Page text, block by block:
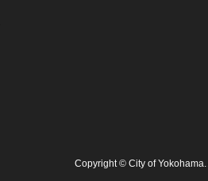
Copyright © City of